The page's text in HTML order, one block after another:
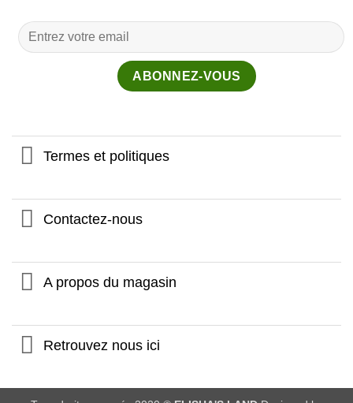
Termes et politiques
Contactez-nous
A propos du magasin
Retrouvez nous ici